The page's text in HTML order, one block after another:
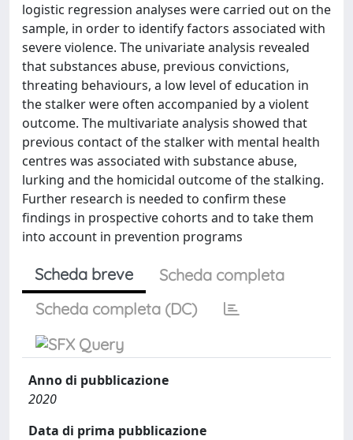
logistic regression analyses were carried out on the
sample, in order to identify factors associated with
severe violence. The univariate analysis revealed
that substances abuse, previous convictions,
threating behaviours, a low level of education in
the stalker were often accompanied by a violent
outcome. The multivariate analysis showed that
previous contact of the stalker with mental health
centres was associated with substance abuse,
lurking and the homicidal outcome of the stalking.
Further research is needed to confirm these
findings in prospective cohorts and to take them
into account in prevention programs
Scheda breve
Scheda completa
Scheda completa (DC)
Anno di pubblicazione
2020
Data di prima pubblicazione